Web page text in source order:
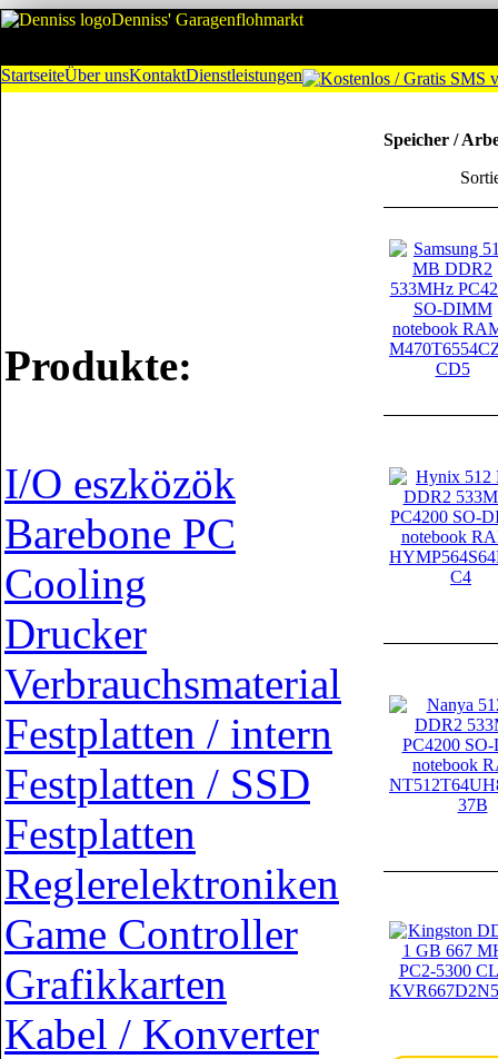
Denniss' Garagenflohmarkt
StartseiteÜber unsKontaktDienstleistungen
Produkte:
I/O eszközök
Barebone PC
Cooling
Drucker
Verbrauchsmaterial
Festplatten / intern
Festplatten / SSD
Festplatten
Reglerelektroniken
Game Controller
Grafikkarten
Kabel / Konverter
Speicher /